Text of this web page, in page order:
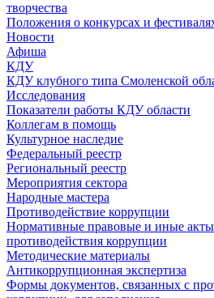
творчества
Положения о конкурсах и
Новости
Афиша
КДУ
КДУ клубного типа Смоленской
Исследования
Показатели работы КДУ области
Коллегам в помощь
Культурное наследие
Федеральный реестр
Региональный реестр
Мероприятия сектора
Народные мастера
Противодействие коррупции
Нормативные правовые и иные
противодействия коррупции
Методические материалы
Антикоррупционная экспертиза
Формы документов, связанных с